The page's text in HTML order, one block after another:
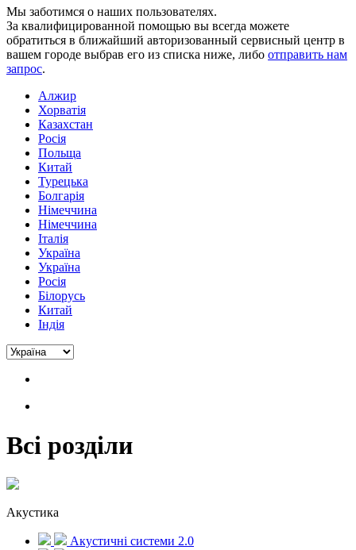
Мы заботимся о наших пользователях.
За квалифицированной помощью вы всегда можете
обратиться в ближайший авторизованный сервисный центр в
вашем городе выбрав его из списка ниже, либо отправить нам
запрос.
Алжир
Хорватія
Казахстан
Росія
Польща
Китай
Турецька
Болгарія
Німеччина
Німеччина
Італія
Україна
Україна
Росія
Білорусь
Китай
Індія
Всі розділи
Акустика
Акустичні системи 2.0